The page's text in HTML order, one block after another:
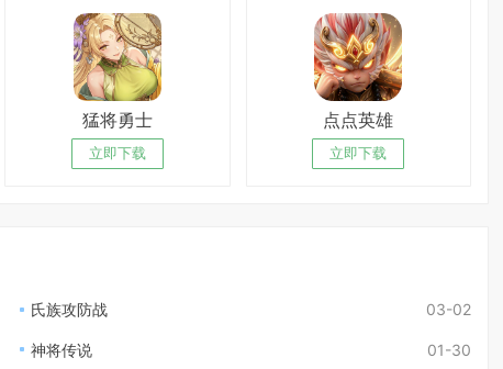
猛将勇士
立即下载
点点英雄
立即下载
03-02
氏族攻防战
01-30
神将传说